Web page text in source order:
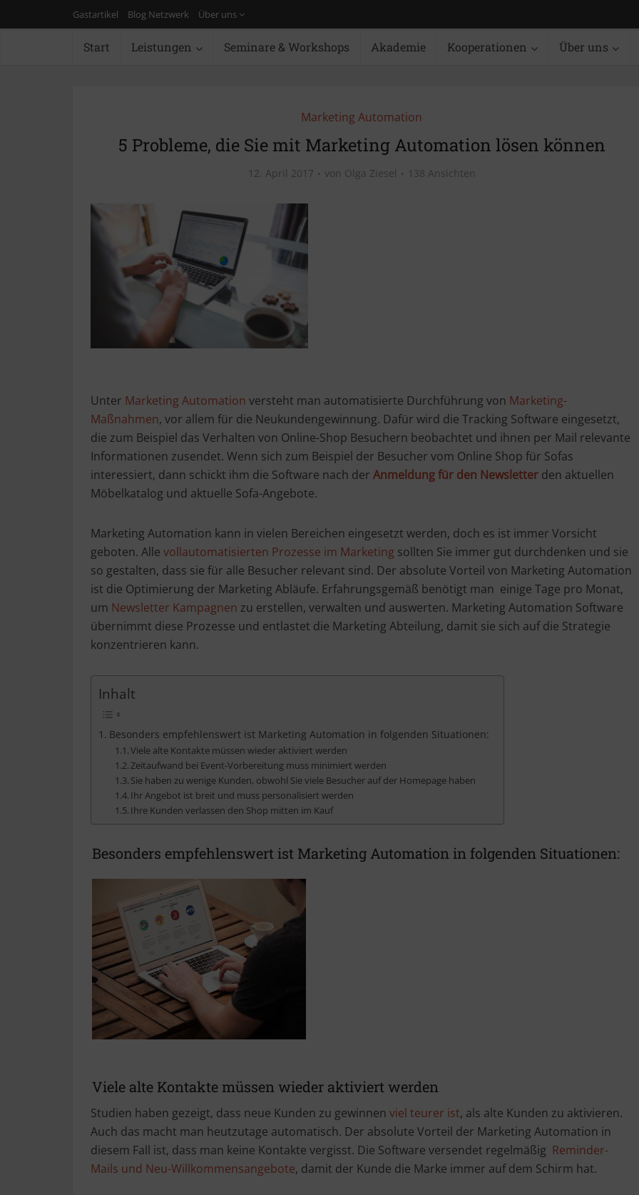
Gastartikel Blog Netzwerk Über uns
Start Leistungen Seminare & Workshops Akademie Kooperationen Über uns
Marketing Automation
5 Probleme, die Sie mit Marketing Automation lösen können
12. April 2017 von Olga Ziesel 138 Ansichten
Unter Marketing Automation versteht man automatisierte Durchführung von Marketing-
Maßnahmen, vor allem für die Neukundengewinnung. Dafür wird die Tracking Software eingesetzt,
die zum Beispiel das Verhalten von Online-Shop Besuchern beobachtet und ihnen per Mail relevante
Informationen zusendet. Wenn sich zum Beispiel der Besucher vom Online Shop für Sofas
interessiert, dann schickt ihm die Software nach der Anmeldung für den Newsletter den aktuellen
Möbelkatalog und aktuelle Sofa-Angebote.
Marketing Automation kann in vielen Bereichen eingesetzt werden, doch es ist immer Vorsicht
geboten. Alle vollautomatisierten Prozesse im Marketing sollten Sie immer gut durchdenken und sie
so gestalten, dass sie für alle Besucher relevant sind. Der absolute Vorteil von Marketing Automation
ist die Optimierung der Marketing Abläufe. Erfahrungsgemäß benötigt man einige Tage pro Monat,
um Newsletter Kampagnen zu erstellen, verwalten und auswerten. Marketing Automation Software
übernimmt diese Prozesse und entlastet die Marketing Abteilung, damit sie sich auf die Strategie
konzentrieren kann.
Inhalt
Besonders empfehlenswert ist Marketing Automation in folgenden Situationen:
Viele alte Kontakte müssen wieder aktiviert werden
Zeitaufwand bei Event-Vorbereitung muss minimiert werden
Sie haben zu wenige Kunden, obwohl Sie viele Besucher auf der Homepage haben
Ihr Angebot ist breit und muss personalisiert werden
Ihre Kunden verlassen den Shop mitten im Kauf
Besonders empfehlenswert ist Marketing Automation in folgenden Situationen:
Viele alte Kontakte müssen wieder aktiviert werden
Studien haben gezeigt, dass neue Kunden zu gewinnen viel teurer ist, als alte Kunden zu aktivieren.
Auch das macht man heutzutage automatisch. Der absolute Vorteil der Marketing Automation in
diesem Fall ist, dass man keine Kontakte vergisst. Die Software versendet regelmäßig Reminder-
Mails und Neu-Willkommensangebote, damit der Kunde die Marke immer auf dem Schirm hat.